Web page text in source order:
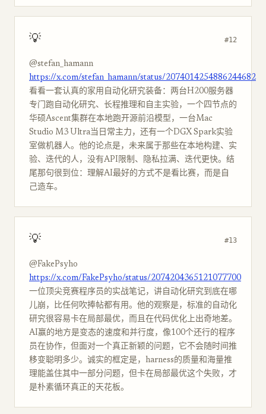
💡 #12
@stefan_hamann
https://x.com/stefan_hamann/status/2074014254886244682
看看一套认真的家用自动化研究装备：两台H200服务器
专门跑自动化研究、长程推理和自主实验，一个四节点的
华硕Ascent集群在本地跑开源前沿模型，一台Mac
Studio M3 Ultra当日常主力，还有一个DGX Spark实验
室做机器人。他的论点是，未来属于那些在本地构建、实
验、迭代的人，没有API限制、隐私拉满、迭代更快。结
尾那句很到位：理解AI最好的方式不是看比赛，而是自
己造车。
💡 #13
@FakePsyho
https://x.com/FakePsyho/status/2074204365121077700
一位顶尖竞赛程序员的实战笔记，讲自动化研究到底在哪
儿崩，比任何吹捧帖都有用。他的观察是，标准的自动化
研究很容易卡在局部最优，而且在代码优化上出奇地差。
AI赢的地方是变态的速度和并行度，像100个还行的程序
员在协作，但面对一个真正新颖的问题，它不会随时间推
移变聪明多少。诚实的框定是，harness的质量和海量推
理能盖住其中一部分问题，但卡在局部最优这个失败，才
是朴素循环真正的天花板。